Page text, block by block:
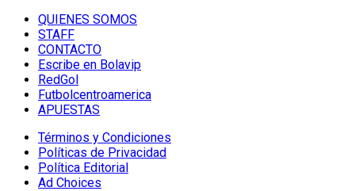
QUIENES SOMOS
STAFF
CONTACTO
Escribe en Bolavip
RedGol
Futbolcentroamerica
APUESTAS
Términos y Condiciones
Políticas de Privacidad
Política Editorial
Ad Choices